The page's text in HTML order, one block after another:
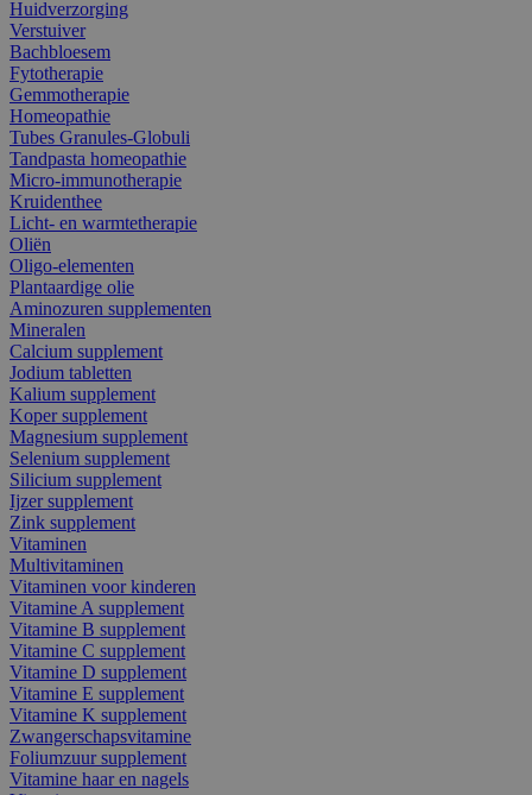
Huidverzorging
Verstuiver
Bachbloesem
Fytotherapie
Gemmotherapie
Homeopathie
Tubes Granules-Globuli
Tandpasta homeopathie
Micro-immunotherapie
Kruidenthee
Licht- en warmtetherapie
Oliën
Oligo-elementen
Plantaardige olie
Aminozuren supplementen
Mineralen
Calcium supplement
Jodium tabletten
Kalium supplement
Koper supplement
Magnesium supplement
Selenium supplement
Silicium supplement
Ijzer supplement
Zink supplement
Vitaminen
Multivitaminen
Vitaminen voor kinderen
Vitamine A supplement
Vitamine B supplement
Vitamine C supplement
Vitamine D supplement
Vitamine E supplement
Vitamine K supplement
Zwangerschapsvitamine
Foliumzuur supplement
Vitamine haar en nagels